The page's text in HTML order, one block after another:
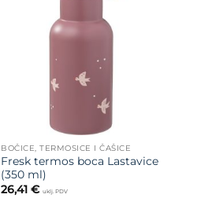
BOČICE, TERMOSICE I ČAŠICE
Fresk termos boca Lastavice
(350 ml)
26,41€ uklj. PDV